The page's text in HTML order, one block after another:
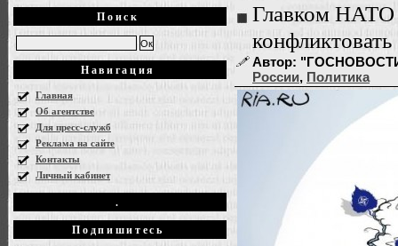
Поиск
Навигация
Главная
Об агентстве
Для пресс-служб
Реклама на сайте
Контакты
Личный кабинет
.
Подпишитесь
Главком НАТО
Автор:
России, Политика